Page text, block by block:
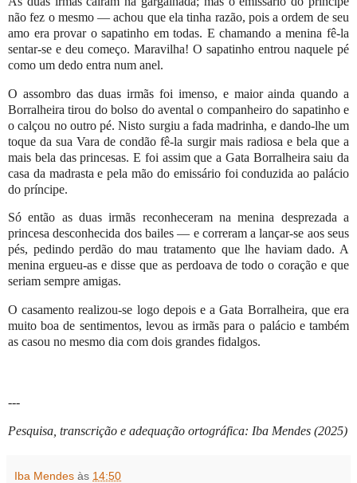
não fez o mesmo — achou que ela tinha razão, pois a ordem de seu
amo era provar o sapatinho em todas. E chamando a menina fê-la
sentar-se e deu começo. Maravilha! O sapatinho entrou naquele pé
como um dedo entra num anel.
O assombro das duas irmãs foi imenso, e maior ainda quando a
Borralheira tirou do bolso do avental o companheiro do sapatinho e
o calçou no outro pé. Nisto surgiu a fada madrinha, e dando-lhe um
toque da sua Vara de condão fê-la surgir mais radiosa e bela que a
mais bela das princesas. E foi assim que a Gata Borralheira saiu da
casa da madrasta e pela mão do emissário foi conduzida ao palácio
do príncipe.
Só então as duas irmãs reconheceram na menina desprezada a
princesa desconhecida dos bailes — e correram a lançar-se aos seus
pés, pedindo perdão do mau tratamento que lhe haviam dado. A
menina ergueu-as e disse que as perdoava de todo o coração e que
seriam sempre amigas.
O casamento realizou-se logo depois e a Gata Borralheira, que era
muito boa de sentimentos, levou as irmãs para o palácio e também
as casou no mesmo dia com dois grandes fidalgos.
---
Pesquisa, transcrição e adequação ortográfica: Iba Mendes (2025)
Iba Mendes às 14:50